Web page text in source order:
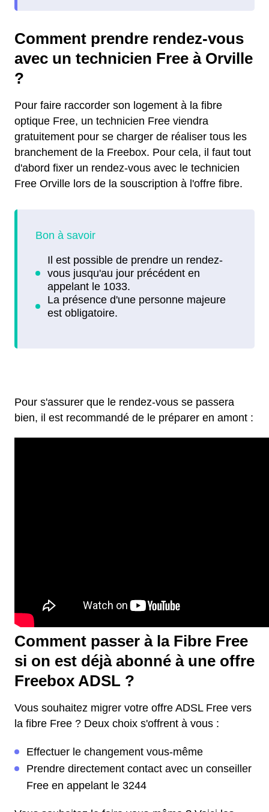
Comment prendre rendez-vous
avec un technicien Free à Orville
?
Pour faire raccorder son logement à la fibre
optique Free, un technicien Free viendra
gratuitement pour se charger de réaliser tous les
branchement de la Freebox. Pour cela, il faut tout
d'abord fixer un rendez-vous avec le technicien
Free Orville lors de la souscription à l'offre fibre.
Pour s'assurer que le rendez-vous se passera
bien, il est recommandé de le préparer en amont :
Comment passer à la Fibre Free
si on est déjà abonné à une offre
Freebox ADSL ?
Vous souhaitez migrer votre offre ADSL Free vers
la fibre Free ? Deux choix s'offrent à vous :
Effectuer le changement vous-même
Prendre directement contact avec un conseiller
Free en appelant le 3244